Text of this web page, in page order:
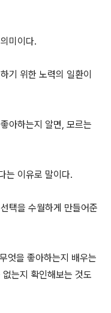
미이다.
기 위한 노력의 일환이
아하는지 알면, 모르는
는 이유로 말이다.
택을 수월하게 만들어준
엇을 좋아하는지 배우는
는지 확인해보는 것도